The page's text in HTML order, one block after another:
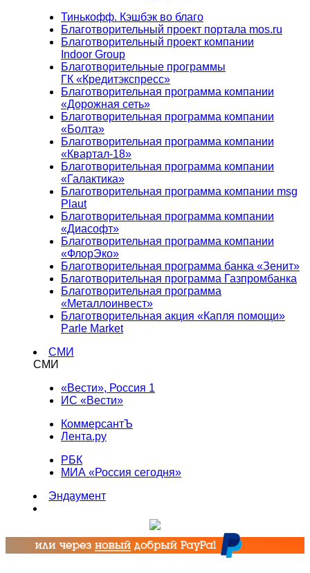
Тинькофф. Кэшбэк во благо
Благотворительный проект портала mos.ru
Благотворительный проект компании
Indoor Group
Благотворительные программы
ГК «Кредитэкспресс»
Благотворительная программа компании
«Дорожная сеть»
Благотворительная программа компании
«Болта»
Благотворительная программа компании
«Квартал-18»
Благотворительная программа компании
«Галактика»
Благотворительная программа компании msg
Plaut
Благотворительная программа компании
«Диасофт»
Благотворительная программа компании
«ФлорЭко»
Благотворительная программа банка «Зенит»
Благотворительная программа Газпромбанка
Благотворительная программа
«Металлоинвест»
Благотворительная акция «Капля помощи»
Parle Market
СМИ
СМИ
«Вести», Россия 1
ИС «Вести»
КоммерсантЪ
Лента.ру
РБК
МИА «Россия сегодня»
Эндаумент